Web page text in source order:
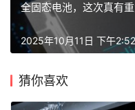
全固态电池，这次真有
2025年10月11日 下午2:52
猜你喜欢